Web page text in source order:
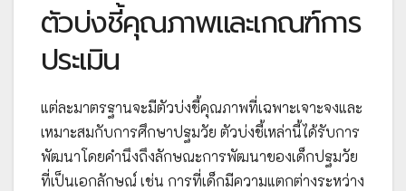
ตัวบ่งชี้คุณภาพและเกณฑ์การ
ประเมิน
แต่ละมาตรฐานจะมีตัวบ่งชี้คุณภาพที่เฉพาะเจาะจงและ
เหมาะสมกับการศึกษาปฐมวัย ตัวบ่งชี้เหล่านี้ได้รับการ
พัฒนาโดยคำนึงถึงลักษณะการพัฒนาของเด็กปฐมวัย
ที่เป็นเอกลักษณ์ เช่น การที่เด็กมีความแตกต่างระหว่าง